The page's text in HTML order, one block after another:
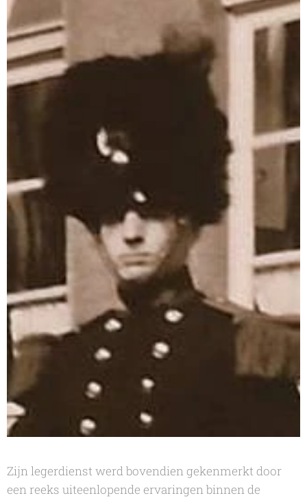
Zijn legerdienst werd bovendien gekenmerkt door
een reeks uiteenlopende ervaringen binnen de